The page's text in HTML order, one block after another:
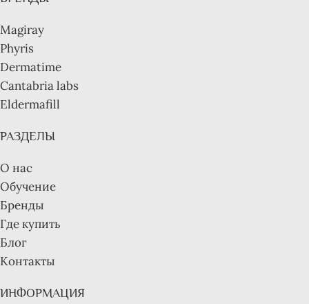
Magiray
Phyris
Dermatime
Cantabria labs
Eldermafill
РАЗДЕЛЫ
О нас
Обучение
Бренды
Где купить
Блог
Контакты
ИНФОРМАЦИЯ